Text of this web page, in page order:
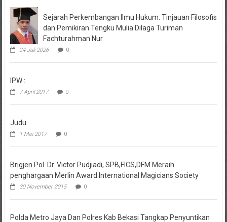
Sejarah Perkembangan Ilmu Hukum: Tinjauan Filosofis
dan Pemikiran Tengku Mulia Dilaga Turiman
Fachturahman Nur
24 Juli 2026 0
IPW :
7 April 2017 0
Judu
1 Mei 2017 0
Brigjen.Pol. Dr. Victor Pudjiadi, SPB,FICS,DFM Meraih
penghargaan Merlin Award International Magicians Society
30 November 2015 0
Polda Metro Jaya Dan Polres Kab Bekasi Tangkap Penyuntikan